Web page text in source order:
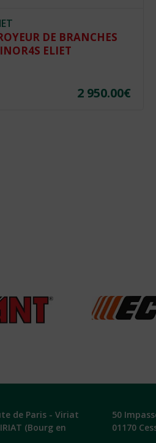
DE BRANCHES
ELIET
2 950.00€
de Paris - Viriat
(Bourg en
50
01170